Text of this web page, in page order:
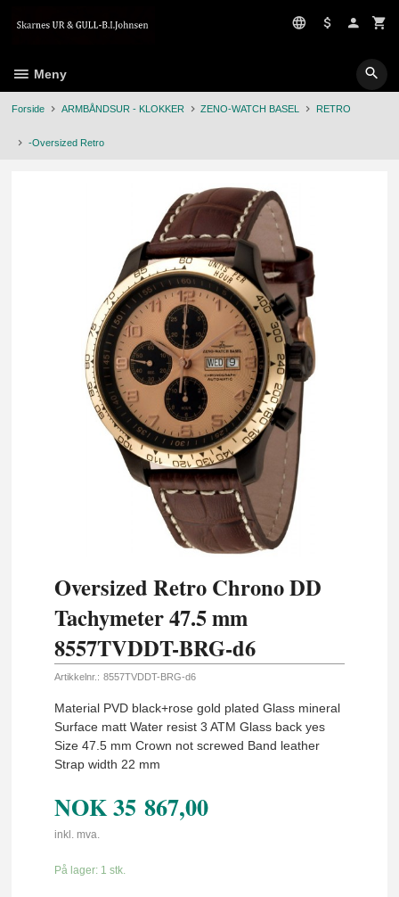
Meny
Forside ARMBÅNDSUR - KLOKKER ZENO-WATCH BASEL RETRO
-Oversized Retro
Oversized Retro Chrono DD
Tachymeter 47.5 mm
8557TVDDT-BRG-d6
Artikkelnr.: 8557TVDDT-BRG-d6
Material PVD black+rose gold plated Glass mineral
Surface matt Water resist 3 ATM Glass back yes
Size 47.5 mm Crown not screwed Band leather
Strap width 22 mm
NOK35 867,00
inkl. mva.
På lager: 1 stk.